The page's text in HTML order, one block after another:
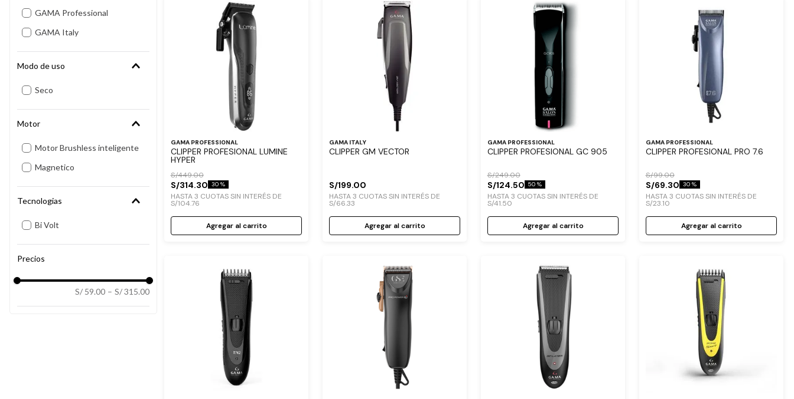
.
combos
8.
sacapelo
cepillo
. profesional
GAMA Professional
GAMA Italy
Modo de uso
Seco
Motor
Motor Brushless inteligente
Magnetico
Tecnologias
Bi Volt
S/ 59.00 – S/ 315.00
GAMA PROFESSIONAL
CLIPPER PROFESIONAL LUMINE
HYPER
S/449.00
S/314.30 30 %
HASTA3 CUOTAS SIN INTERÉS DE
S/104.76
Agregar al carrito
GAMA ITALY
CLIPPER GM VECTOR
S/199.00
HASTA3 CUOTAS SIN INTERÉS DE
S/66.33
Agregar al carrito
GAMA PROFESSIONAL
CLIPPER PROFESIONAL GC 905
S/249.00
S/124.50 50 %
HASTA3 CUOTAS SIN INTERÉS DE
S/41.50
Agregar al carrito
GAMA PROFESSIONAL
CLIPPER PROFESIONAL PRO 7.6
S/99.00
S/69.30 30 %
HASTA3 CUOTAS SIN INTERÉS DE
S/23.10
Agregar al carrito